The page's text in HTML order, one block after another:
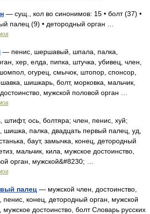
— сущ., кол во синонимов: 15 • болт (37) •
палец (9) • детородный орган …
— пенис, шершавый, шпала, палка,
хер, елда, пипка, штучка, убивец, член,
огурец, смычок, штопор, спонсор,
шишкарь, болт, морковка, мальчик,
мужской половой орган …
ось, болтяра; член, пенис, хуй;
шишка, палка, двадцать первый палец, уд,
баут, замычка, конец, детородный
мальчик, кила, мужское достоинство,
орган, мужской&#8230; …
палец — мужской член, достоинство,
пенис, конец, детородный орган, мужской
мужское достоинство, болт Словарь русских